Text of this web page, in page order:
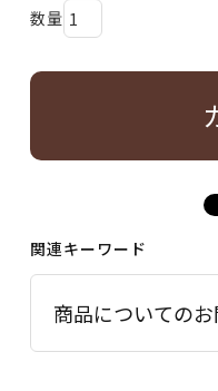
関連キーワード
商品についての